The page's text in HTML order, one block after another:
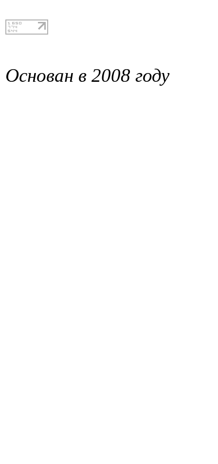
Основан в 2008 году